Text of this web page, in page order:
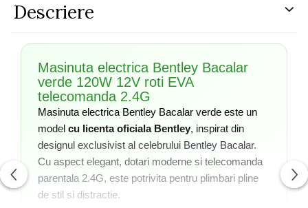
Descriere
Masinuta electrica Bentley Bacalar
verde 120W 12V roti EVA
telecomanda 2.4G
Masinuta electrica Bentley Bacalar verde este un
model cu licenta oficiala Bentley, inspirat din
designul exclusivist al celebrului Bentley Bacalar.
Cu aspect elegant, dotari moderne si telecomanda
parentala 2.4G, este potrivita pentru plimbari pline
de stil si distractie.